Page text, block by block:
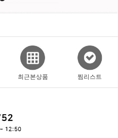
최근본상품 찜리스트